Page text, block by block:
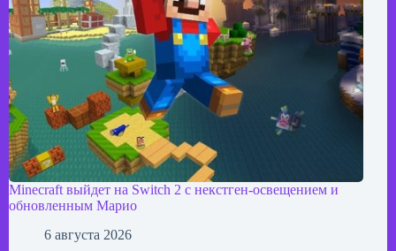
Minecraft выйдет на Switch 2 с некстген-освещением и
обновленным Марио
6 августа 2026